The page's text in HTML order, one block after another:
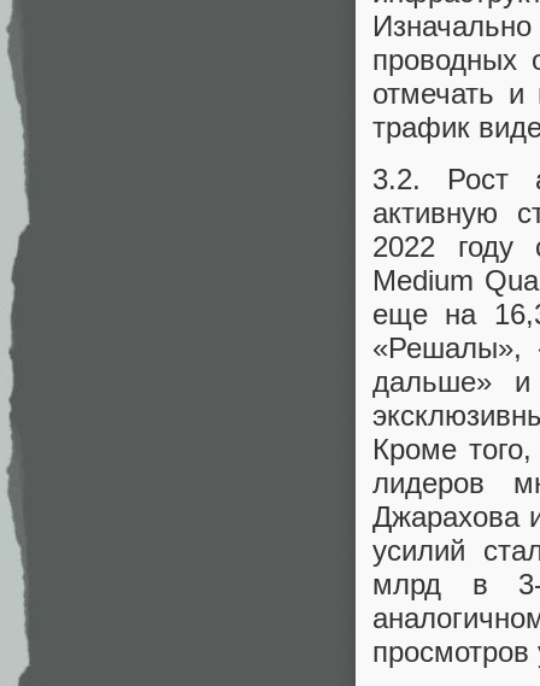
проводных
отмечать и
трафик
3.2. Рост
активную
2022 году
Medium
еще на
«Решалы»,
дальше»
Кроме
лидеров
Джарахова
усилий
млрд в 3-
просмотров